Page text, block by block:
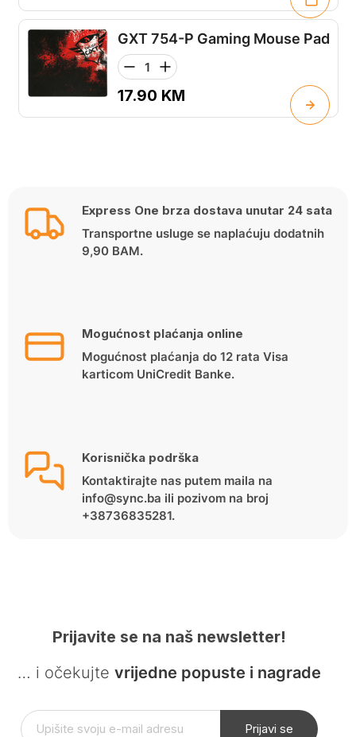
GXT 754-P Gaming Mouse Pad
17.90 KM
Express One brza dostava unutar 24 sata
Transportne usluge se naplaćuju dodatnih
9,90 BAM.
Mogućnost plaćanja online
Mogućnost plaćanja do 12 rata Visa
karticom UniCredit Banke.
Korisnička podrška
Kontaktirajte nas putem maila na
info@sync.ba ili pozivom na broj
+38736835281.
Prijavite se na naš newsletter!
… i očekujte vrijedne popuste i nagrade
Prijavi se